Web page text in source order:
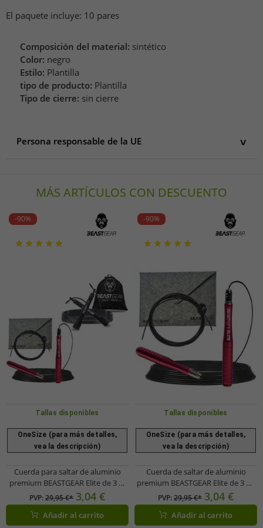
El paquete incluye: 10 pares
Composición del material: sintético
Color: negro
Estilo: Plantilla
tipo de producto: Plantilla
Tipo de cierre: sin cierre
Persona responsable de la UE
Braunweg 2
Belgien
info@solesisters.de
MÁS ARTÍCULOS CON DESCUENTO
-90%
Tallas disponibles
OneSize (para más detalles,
vea la descripción)
Cuerda para saltar de aluminio
premium BEASTGEAR Elite de 3 m
para fitness de velocidad o cuerda
para saltar de 2,8 m de acero para
fitness, boxeo, MMA, HIIT,
PVP:29,95 €* 3,04 €
Añadir al carrito
-90%
Tallas disponibles
OneSize (para más detalles,
vea la descripción)
Cuerda de saltar de aluminio
premium BEASTGEAR Elite de 3 m,
cuerda de saltar de velocidad para
fitness avanzado, boxeo, MMA,
HIIT, entrenamiento de fuerza y ​​
PVP:29,95 €* 3,04 €
Añadir al carrito